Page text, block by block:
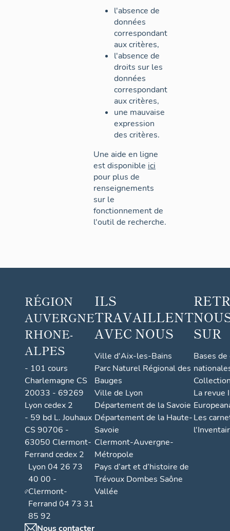
l'absence de
données
correspondant
aux critères,
l'absence de
droits sur les
données
correspondant
aux critères,
une mauvaise
expression
des critères.
Une aide en ligne
est disponible ici
pour plus de
renseignements
sur le
fonctionnement de
l'outil de recherche.
RÉGION
AUVERGNE
RHONE-
ALPES
- 101 cours
Charlemagne CS
20033 - 69269
Lyon cedex 2
- 59 bd L. Jouhaux
CS 90706 -
63050 Clermont-
Ferrand cedex 2
Lyon 04 26 73
40 00 -
Clermont-
Ferrand 04 73 31
85 92
Nous contacter
ILS
TRAVAILLENT
AVEC NOUS
Ville d'Aix-les-Bains
Parc Naturel Régional des
Bauges
Ville de Lyon
Département de la Savoie
Département de la Haute-
Savoie
Clermont-Auvergne-
Métropole
Pays d’art et d’histoire de
Trévoux Dombes Saône
Vallée
SUR
Bases
La revue
Les